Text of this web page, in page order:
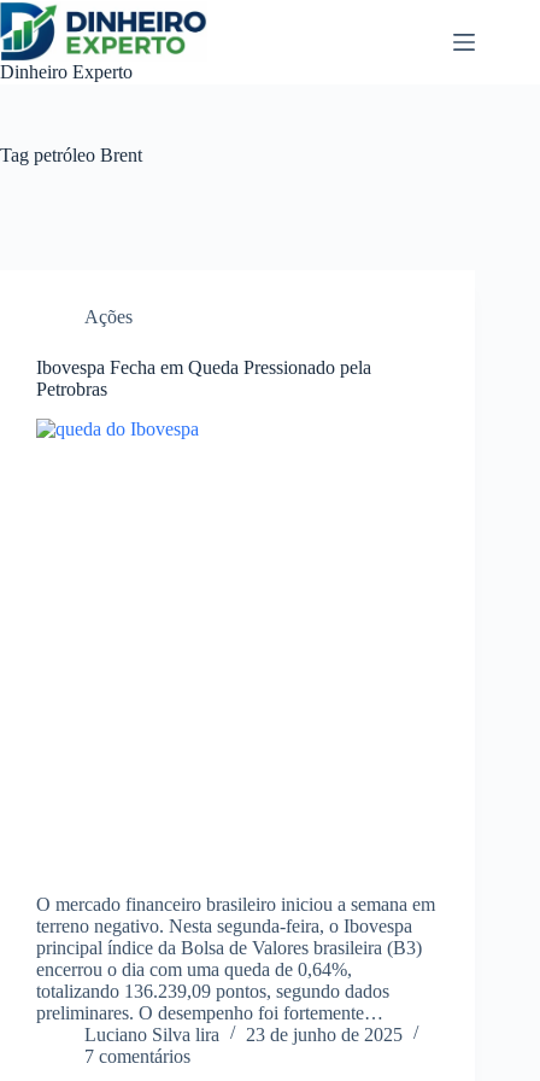
Pular
para
o
conteúdo
Dinheiro Experto
Tag petróleo Brent
Ações
Ibovespa Fecha em Queda Pressionado pela
Petrobras
O mercado financeiro brasileiro iniciou a semana em
terreno negativo. Nesta segunda-feira, o Ibovespa
principal índice da Bolsa de Valores brasileira (B3)
encerrou o dia com uma queda de 0,64%,
totalizando 136.239,09 pontos, segundo dados
preliminares. O desempenho foi fortemente…
Luciano Silva lira
23 de junho de 2025
7 comentários